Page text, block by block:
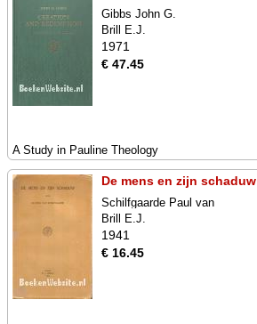
Gibbs John G.
Brill E.J.
1971
€ 47.45
A Study in Pauline Theology
De mens en zijn schaduw
Schilfgaarde Paul van
Brill E.J.
1941
€ 16.45